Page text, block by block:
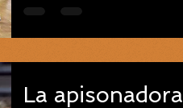
La apisonadora